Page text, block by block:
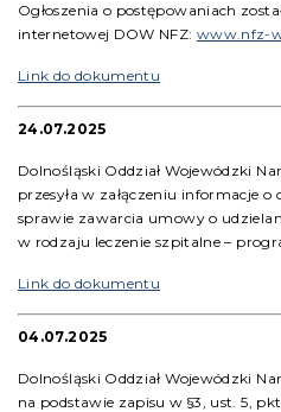
Ogłoszenia o postępowaniach
internetowej DOW NFZ: www.nfz-
Link do dokumentu
24.07.2025
Dolnośląski Oddział Wojewódzki
przesyła w załączeniu informacje
sprawie zawarcia umowy o
w rodzaju leczenie szpitalne –
Link do dokumentu
04.07.2025
Dolnośląski Oddział Wojewódzki
na podstawie zapisu w §3, ust. 5,